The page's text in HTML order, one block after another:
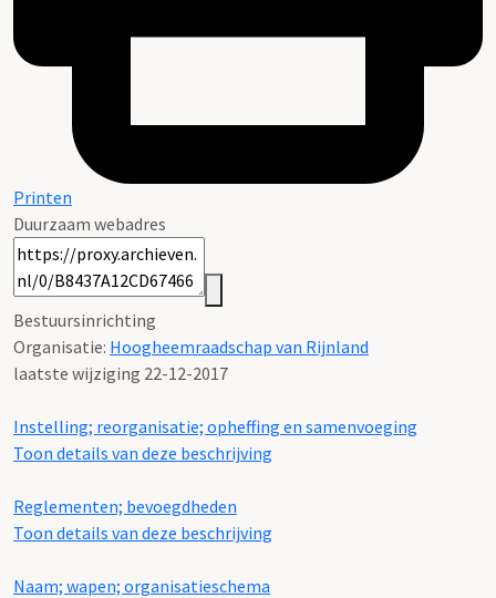
Printen
Duurzaam webadres
Bestuursinrichting
Organisatie: Hoogheemraadschap van Rijnland
laatste wijziging 22-12-2017
Instelling; reorganisatie; opheffing en samenvoeging
Toon details van deze beschrijving
Reglementen; bevoegdheden
Toon details van deze beschrijving
Naam; wapen; organisatieschema